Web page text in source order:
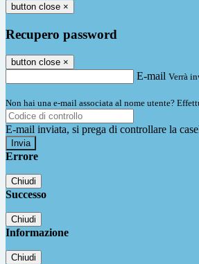
button close ×
Recupero password
button close ×
E-mail Verrà
Non hai una e-mail associata al nome utente?
E-mail inviata, si prega di controllare la
Errore
Chiudi
Successo
Chiudi
Informazione
Chiudi